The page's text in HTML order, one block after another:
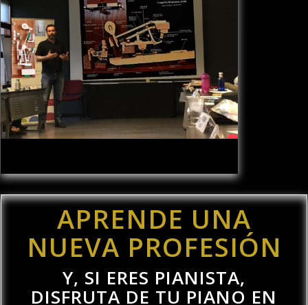
APRENDE UNA
NUEVA PROFESIÓN
Y, SI ERES PIANISTA,
DISFRUTA DE TU PIANO EN